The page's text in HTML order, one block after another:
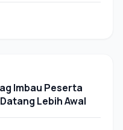
Imbau Peserta
Lebih Awal